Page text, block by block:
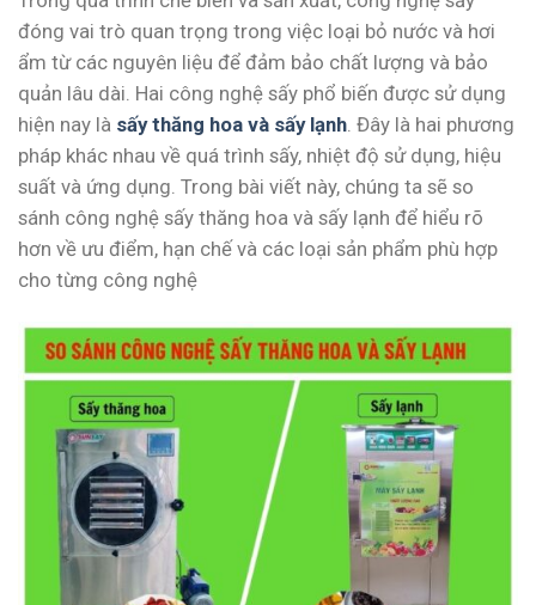
đóng vai trò quan trọng trong việc loại bỏ nước và hơi
ẩm từ các nguyên liệu để đảm bảo chất lượng và bảo
quản lâu dài. Hai công nghệ sấy phổ biến được sử dụng
hiện nay là sấy thăng hoa và sấy lạnh. Đây là hai phương
pháp khác nhau về quá trình sấy, nhiệt độ sử dụng, hiệu
suất và ứng dụng. Trong bài viết này, chúng ta sẽ so
sánh công nghệ sấy thăng hoa và sấy lạnh để hiểu rõ
hơn về ưu điểm, hạn chế và các loại sản phẩm phù hợp
cho từng công nghệ